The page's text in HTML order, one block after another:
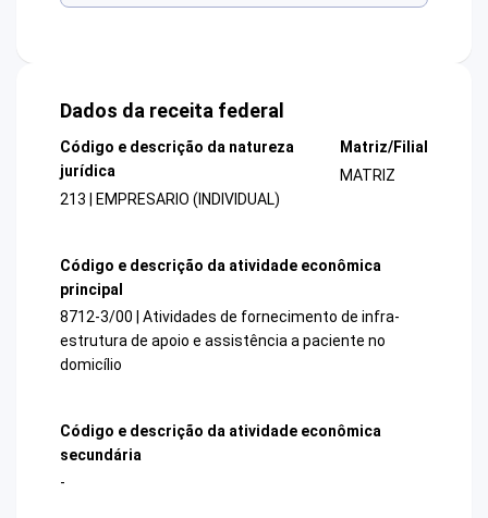
Dados da receita federal
Código e descrição da natureza
jurídica
213 | EMPRESARIO (INDIVIDUAL)
Matriz/Filial
MATRIZ
Código e descrição da atividade econômica
principal
8712-3/00 | Atividades de fornecimento de infra-
estrutura de apoio e assistência a paciente no
domicílio
Código e descrição da atividade econômica
secundária
-